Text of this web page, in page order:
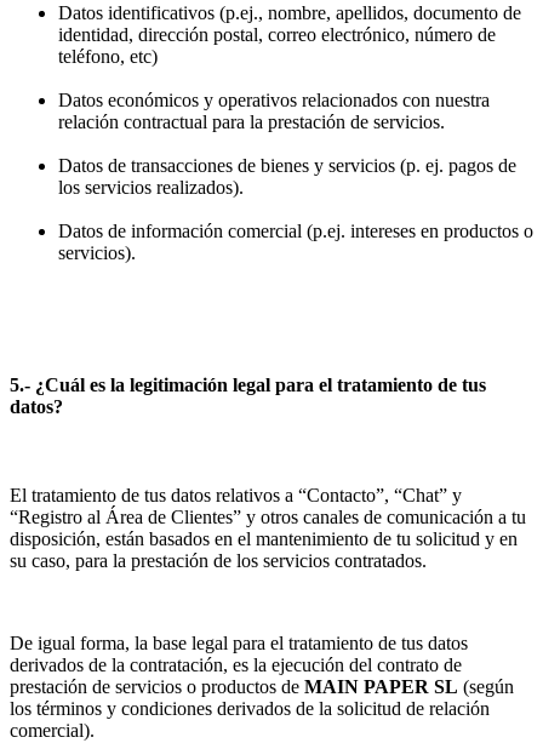
Datos identificativos (p.ej., nombre, apellidos, documento de
identidad, dirección postal, correo electrónico, número de
teléfono, etc)
Datos económicos y operativos relacionados con nuestra
relación contractual para la prestación de servicios.
Datos de transacciones de bienes y servicios (p. ej. pagos de
los servicios realizados).
Datos de información comercial (p.ej. intereses en productos o
servicios).
5.- ¿Cuál es la legitimación legal para el tratamiento de tus
datos?
El tratamiento de tus datos relativos a “Contacto”, “Chat” y
“Registro al Área de Clientes” y otros canales de comunicación a tu
disposición, están basados en el mantenimiento de tu solicitud y en
su caso, para la prestación de los servicios contratados.
De igual forma, la base legal para el tratamiento de tus datos
derivados de la contratación, es la ejecución del contrato de
prestación de servicios o productos de MAIN PAPER SL (según
los términos y condiciones derivados de la solicitud de relación
comercial).